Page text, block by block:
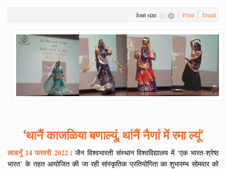
font size Print Email
‘थानैं काजळिया बणाल्यूं, थांनैं नैणां में रमा ल्यूं’
लाडनूँ 14 फरवरी 2022। जैन विश्वभारती संस्थान विश्वविद्यालय में ‘एक भारत-श्रेष्ठ
भारत’ के तहत आयोजित की जा रही सांस्कृतिक प्रतियोगिता का शुभारम्भ सोमवार को